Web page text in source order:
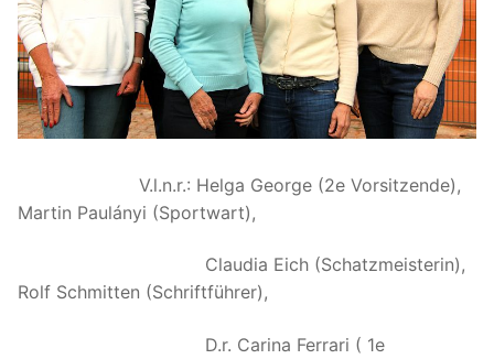
V.l.n.r.: Helga George (2e Vorsitzende),
Martin Paulányi (Sportwart),
Claudia Eich (Schatzmeisterin),
Rolf Schmitten (Schriftführer),
D.r. Carina Ferrari ( 1e